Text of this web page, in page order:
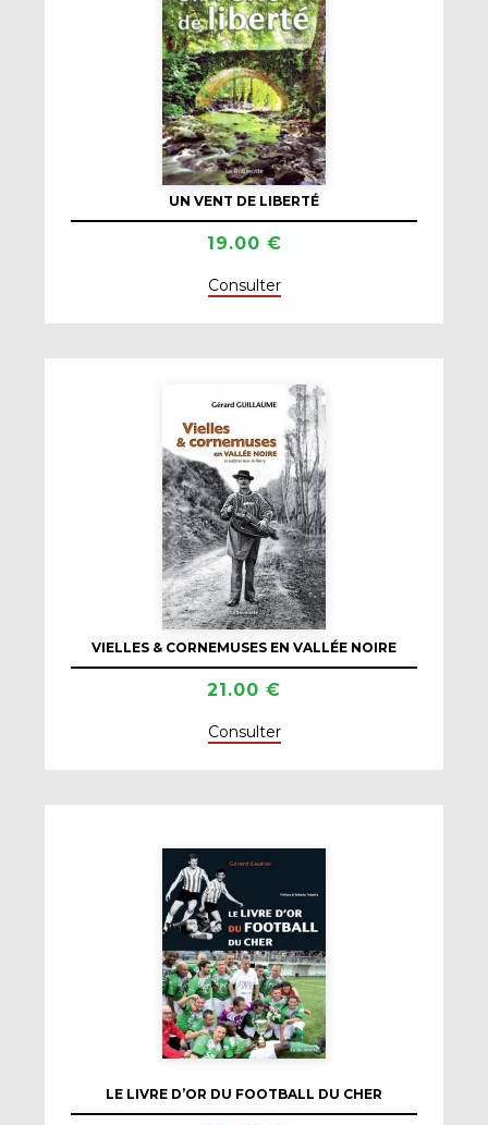
UN VENT DE LIBERTÉ
19.00 €
Consulter
VIELLES & CORNEMUSES EN VALLÉE NOIRE
21.00 €
Consulter
LE LIVRE D’OR DU FOOTBALL DU CHER